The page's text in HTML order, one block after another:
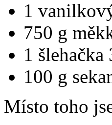
1
750 g
1
100 g
Místo toho